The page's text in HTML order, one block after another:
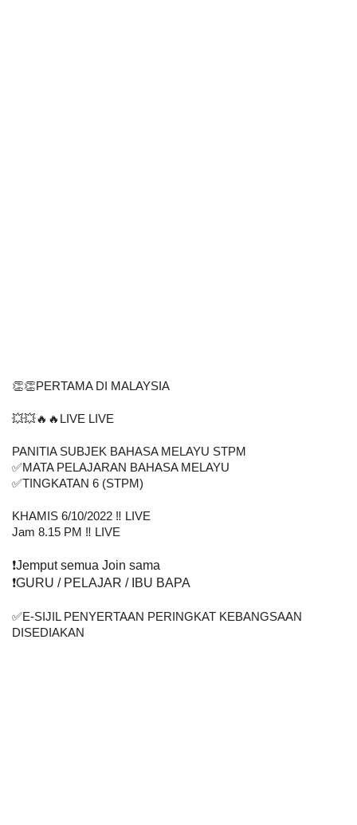
👏👏PERTAMA DI MALAYSIA
💥💥🔥🔥LIVE LIVE
PANITIA SUBJEK BAHASA MELAYU STPM
✅MATA PELAJARAN BAHASA MELAYU
✅TINGKATAN 6 (STPM)
KHAMIS 6/10/2022 ‼️ LIVE
Jam 8.15 PM ‼️ LIVE
❗️Jemput semua Join sama
❗️GURU / PELAJAR / IBU BAPA
✅E-SIJIL PENYERTAAN PERINGKAT KEBANGSAAN
DISEDIAKAN